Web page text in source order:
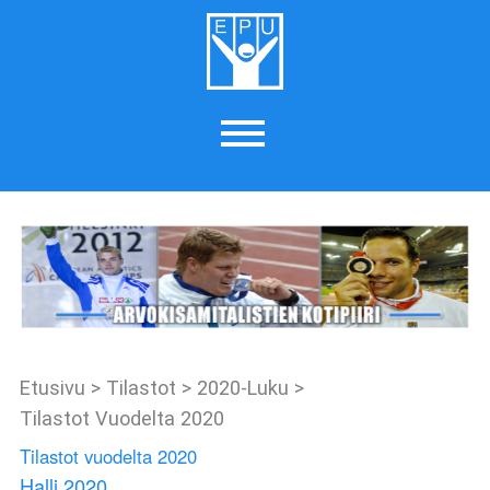
Etusivu > Tilastot > 2020-Luku >
Tilastot Vuodelta 2020
Tilastot vuodelta 2020